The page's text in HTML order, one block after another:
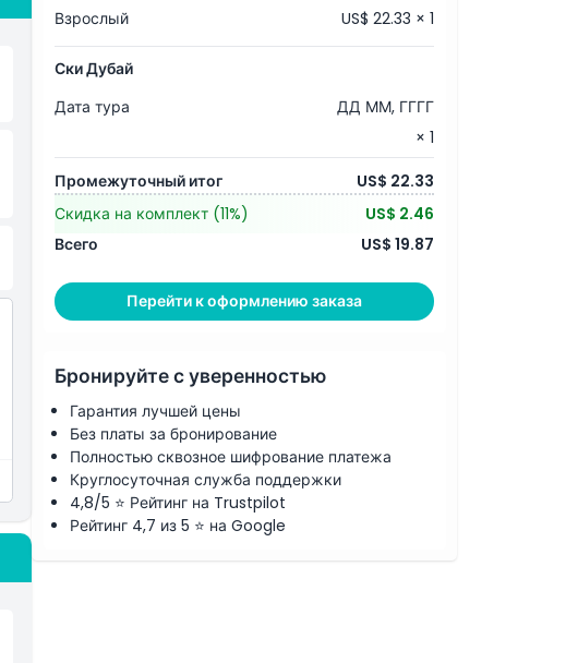
Взрослый
US$ 22.33 × 1
Ски Дубай
Дата тура
ДД ММ, ГГГГ
× 1
Промежуточный итог
US$ 22.33
Скидка на комплект (11%)
US$ 2.46
Всего
US$ 19.87
Перейти к оформлению заказа
Бронируйте с уверенностью
Гарантия лучшей цены
Без платы за бронирование
Полностью сквозное шифрование платежа
Круглосуточная служба поддержки
4,8/5 ⭐ Рейтинг на Trustpilot
Рейтинг 4,7 из 5 ⭐ на Google